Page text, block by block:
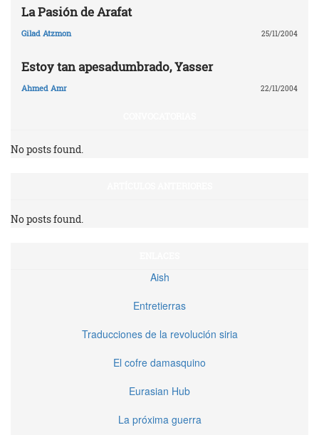
La Pasión de Arafat
Gilad Atzmon 25/11/2004
Estoy tan apesadumbrado, Yasser
Ahmed Amr 22/11/2004
No posts found.
No posts found.
Aish
Entretierras
Traducciones de la revolución siria
El cofre damasquino
Eurasian Hub
La próxima guerra